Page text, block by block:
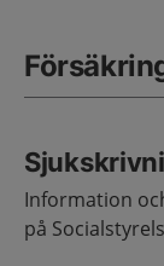
Information
på